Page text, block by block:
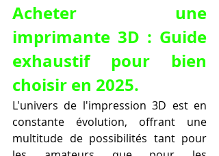
Acheter une
imprimante 3D : Guide
exhaustif pour bien
choisir en 2025.
L'univers de l'impression 3D est en
constante évolution, offrant une
multitude de possibilités tant pour